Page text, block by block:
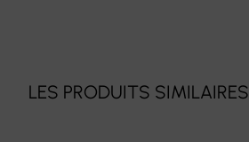
LES PRODUITS SIMILAIRES